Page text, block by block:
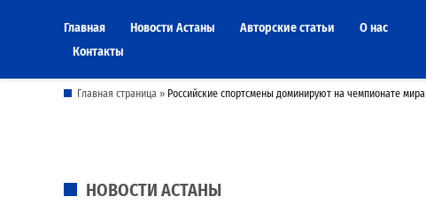
Главная Новости Астаны Авторские статьи
О нас
Контакты
Главная страница » Российские спортсмены доминируют на чемпионате
POSTED
НОВОСТИ АСТАНЫ